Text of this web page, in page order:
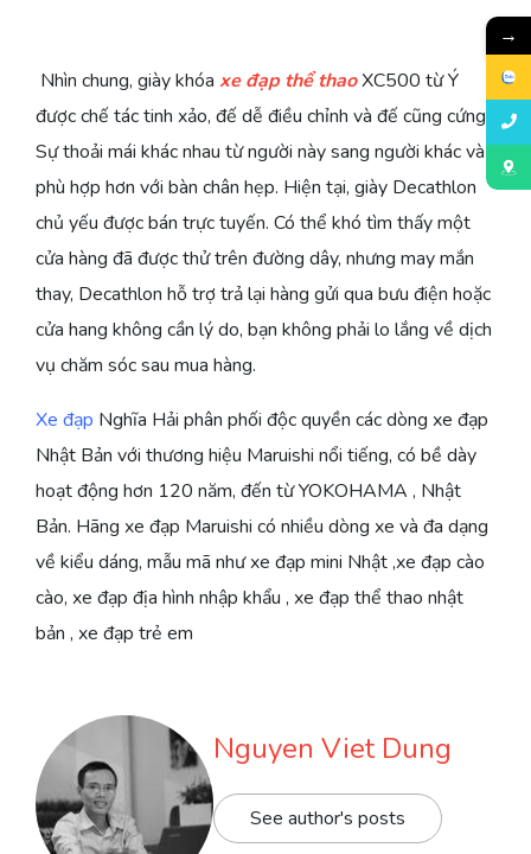
Nhìn chung, giày khóa xe đạp thể thaoXC500 từ Ý
được chế tác tinh xảo, đế dễ điều chỉnh và đế cũng cứng.
Sự thoải mái khác nhau từ người này sang người khác và
phù hợp hơn với bàn chân hẹp. Hiện tại, giày Decathlon
chủ yếu được bán trực tuyến. Có thể khó tìm thấy một
cửa hàng đã được thử trên đường dây, nhưng may mắn
thay, Decathlon hỗ trợ trả lại hàng gửi qua bưu điện hoặc
cửa hang không cần lý do, bạn không phải lo lắng về dịch
vụ chăm sóc sau mua hàng.
Xe đạp Nghĩa Hải phân phối độc quyền các dòng xe đạp
Nhật Bản với thương hiệu Maruishi nổi tiếng, có bề dày
hoạt động hơn 120 năm, đến từ YOKOHAMA , Nhật
Bản. Hãng xe đạp Maruishi có nhiều dòng xe và đa dạng
về kiểu dáng, mẫu mã như xe đạp mini Nhật ,xe đạp cào
cào, xe đạp địa hình nhập khẩu , xe đạp thể thao nhật
bản , xe đạp trẻ em
Nguyen Viet Dung
See author's posts
→